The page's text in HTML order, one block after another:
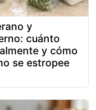
y
cuánto
y cómo
se estropee